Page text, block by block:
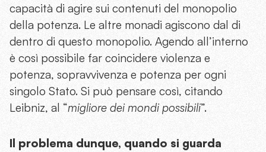
capacità di agire sui contenuti del monopolio
della potenza. Le altre monadi agiscono dal di
dentro di questo monopolio. Agendo all’interno
è così possibile far coincidere violenza e
potenza, sopravvivenza e potenza per ogni
singolo Stato. Si può pensare così, citando
Leibniz, al “migliore dei mondi possibili”.
Il problema dunque, quando si guarda